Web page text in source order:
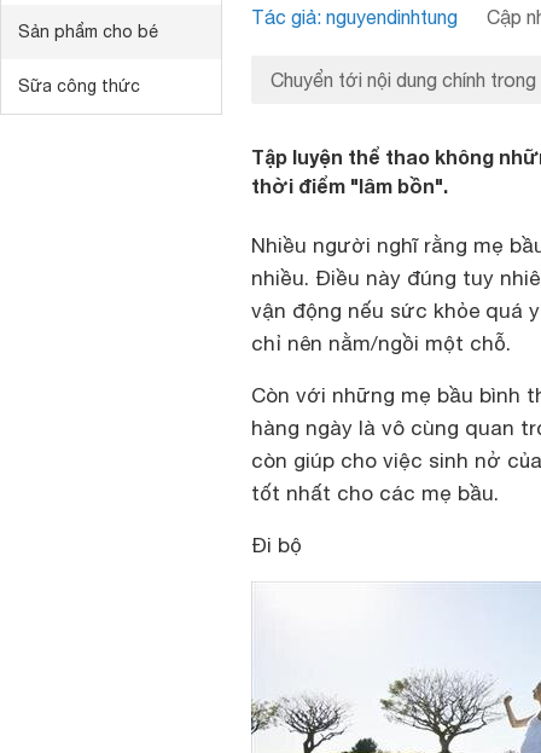
Sản phẩm cho bé
Sữa công thức
Tác giả: nguyendinhtung Cập
Chuyển tới nội dung chính trong
Tập luyện thể thao không
thời điểm "lâm bồn".
Nhiều người nghĩ rằng mẹ
nhiều. Điều này đúng tuy
vận động nếu sức khỏe quá
chỉ nên nằm/ngồi một chỗ.
Còn với những mẹ bầu bình
hàng ngày là vô cùng quan
còn giúp cho việc sinh nở
tốt nhất cho các mẹ bầu.
Đi bộ